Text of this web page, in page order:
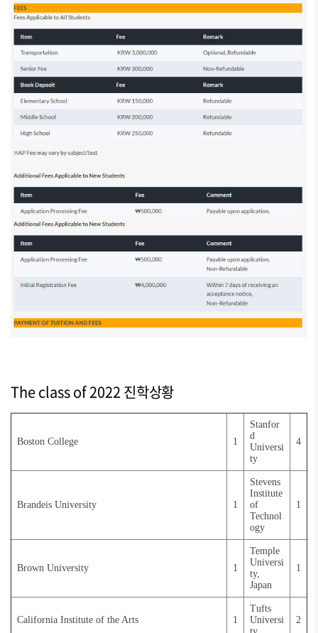
The class of 2022 진학상황
Boston College 1
Stanfor
d
Universi
ty
4
Brandeis University 1
Stevens
Institute
of
Technol
ogy
1
Brown University 1
Temple
Universi
ty,
Japan
1
California Institute of the Arts 1
Tufts
Universi
2